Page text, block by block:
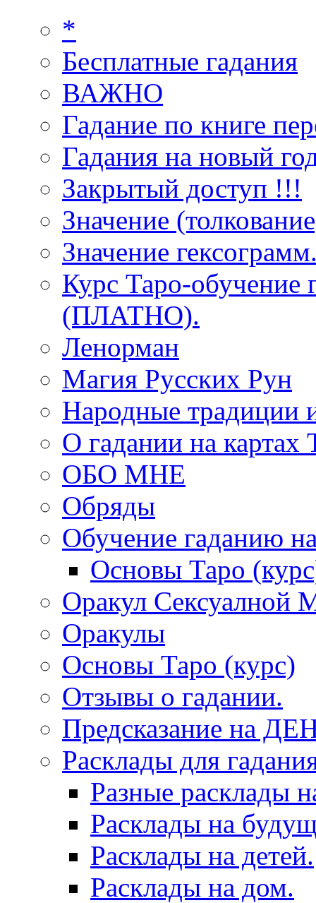
*
Бесплатные гадания
ВАЖНО
Гадание по книге
Гадания на новый
Закрытый доступ !!!
Значение
Значение
Курс Таро-обучение
(ПЛАТНО).
Ленорман
Магия Русских Рун
Народные традиции
О гадании на картах
ОБО МНЕ
Обряды
Обучение гаданию
Основы Таро
Оракул Сексуалной
Оракулы
Основы Таро (курс)
Отзывы о гадании.
Предсказание на
Расклады для
Разные расклады
Расклады на
Расклады на детей.
Расклады на дом.